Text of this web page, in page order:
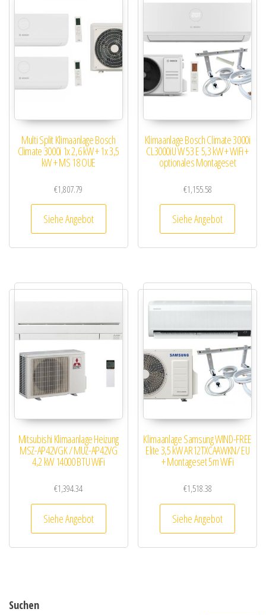
Multi Split Klimaanlage Bosch
Climate 3000i 1x 2,6 kW + 1x 3,5
kW + MS 18 OUE
€1,807.79
Siehe Angebot
Klimaanlage Bosch Climate 3000i
CL3000iU W 53 E 5,3 kW + WiFi +
optionales Montageset
€1,155.58
Siehe Angebot
Mitsubishi Klimaanlage Heizung
MSZ-AP42VGK / MUZ-AP42VG
4,2 kW 14000 BTU WiFi
€1,394.34
Siehe Angebot
Klimaanlage Samsung WIND-FREE
Elite 3,5 kW AR12TXCAAWKN/ EU
+ Montageset 5m WiFi
€1,518.38
Siehe Angebot
Suchen